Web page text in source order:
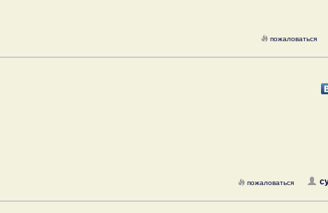
пожаловаться
пожаловаться